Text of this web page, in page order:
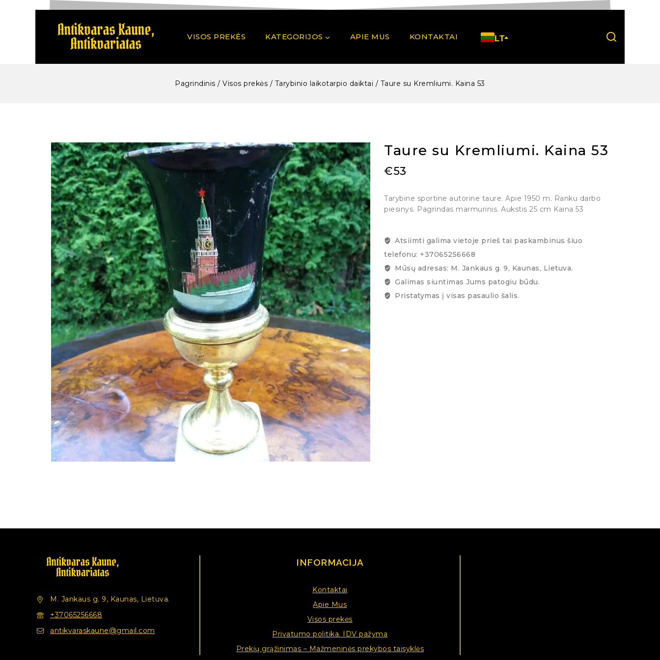
VISOS PREKĖS KATEGORIJOS APIE MUS KONTAKTAI LT
Pagrindinis / Visos prekės / Tarybinio laikotarpio daiktai / Taure su Kremliumi. Kaina 53
Taure su Kremliumi. Kaina 53
€53
Tarybine sportine autorine taure. Apie 1950 m. Ranku darbo
piesinys. Pagrindas marmurinis. Aukstis 25 cm Kaina 53
Atsiimti galima vietoje prieš tai paskambinus šiuo
telefonu: +37065256668
Mūsų adresas: M. Jankaus g. 9, Kaunas, Lietuva.
Galimas siuntimas Jums patogiu būdu.
Pristatymas į visas pasaulio šalis.
M. Jankaus g. 9, Kaunas, Lietuva.
+37065256668
antikvaraskaune@gmail.com
INFORMACIJA
Kontaktai
Apie Mus
Visos prekės
Privatumo politika. IDV pažyma
Prekių grąžinimas – Mažmeninės prekybos taisyklės